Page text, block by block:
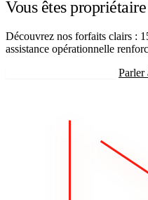
Vous êtes
Découvrez nos forfaits clairs :
assistance opérationnelle
Parler